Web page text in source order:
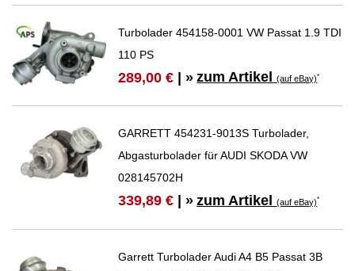
Turbolader 454158-0001 VW Passat 1.9 TDI
110 PS
289,00 € | » zum Artikel(auf eBay)*
GARRETT 454231-9013S Turbolader,
Abgasturbolader für AUDI SKODA VW
028145702H
339,89 € | » zum Artikel(auf eBay)*
Garrett Turbolader Audi A4 B5 Passat 3B